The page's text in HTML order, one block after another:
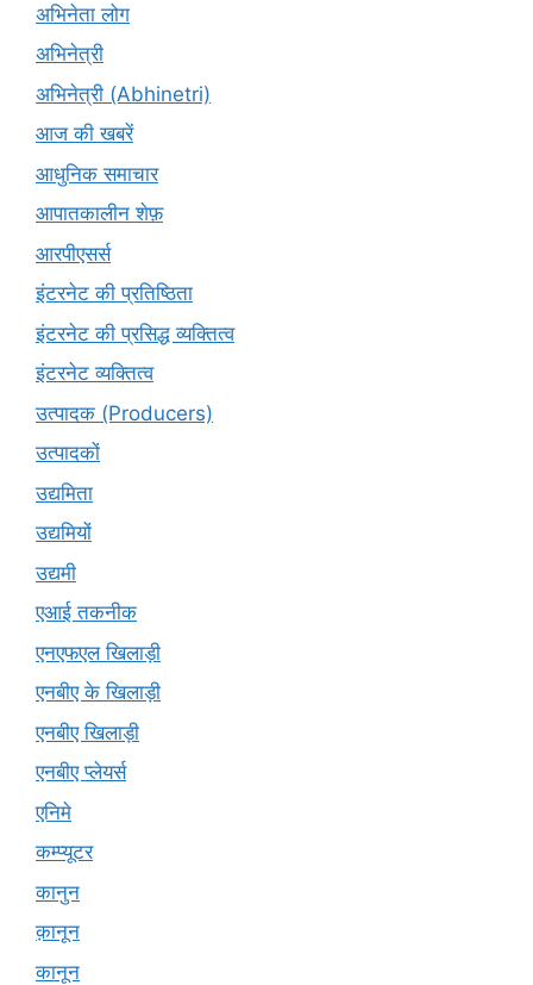
अभिनेता लोग
अभिनेत्री
अभिनेत्री (Abhinetri)
आज की खबरें
आधुनिक समाचार
आपातकालीन शेफ़
आरपीएसर्स
इंटरनेट की प्रतिष्ठिता
इंटरनेट की प्रसिद्ध व्यक्तित्व
इंटरनेट व्यक्तित्व
उत्पादक (Producers)
उत्पादकों
उद्यमिता
उद्यमियों
उद्यमी
एआई तकनीक
एनएफएल खिलाड़ी
एनबीए के खिलाड़ी
एनबीए खिलाड़ी
एनबीए प्लेयर्स
एनिमे
कम्प्यूटर
कानुन
क़ानून
कानून